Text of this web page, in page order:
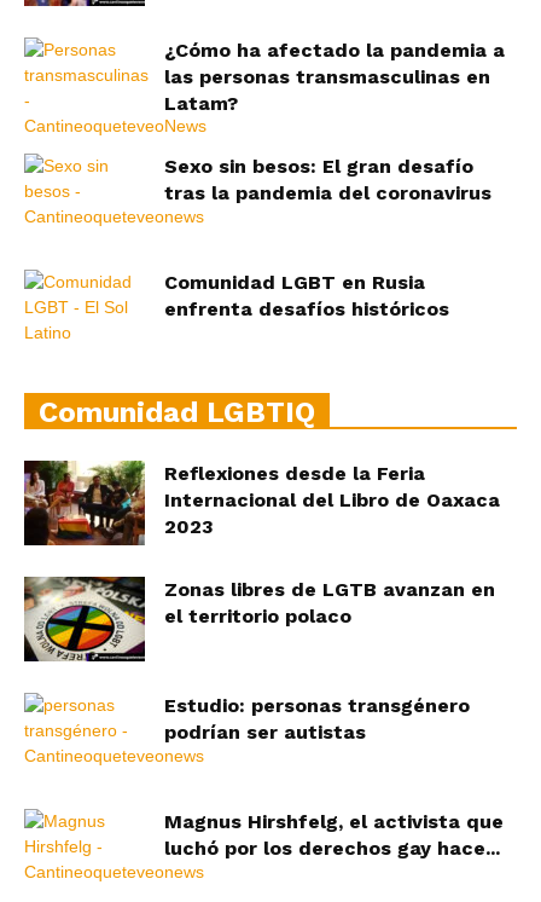
¿Cómo ha afectado la pandemia a
las personas transmasculinas en
Latam?
Sexo sin besos: El gran desafío
tras la pandemia del coronavirus
Comunidad LGBT en Rusia
enfrenta desafíos históricos
Comunidad LGBTIQ
Reflexiones desde la Feria
Internacional del Libro de Oaxaca
2023
Zonas libres de LGTB avanzan en
el territorio polaco
Estudio: personas transgénero
podrían ser autistas
Magnus Hirshfelg, el activista que
luchó por los derechos gay hace...